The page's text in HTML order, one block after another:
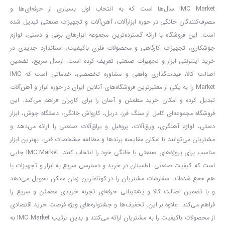
مشخصات فنی صفحه پلیت ۲۰ میلی‌متری ST37:
ضخامت:۲۰ میلی‌متر
گرید فولادی:ST37 (نرمه ساختمانی)
استاندارد تولید:DIN17100
استحکام تسلیم:
استحکام کششی:بین 360 تا 510 مگاپاسکال
قابلیت جوشکاری و ماشین‌کاری بالا
IMC Market سال‌ها است که به انتخاب اول بسیاری از حرفه‌ای‌ها و
مصرف‌کنندگان خانگی در حوزه ابزارآلات، آهن‌آلات و تجهیزات صنعتی تبدیل شده
است. این فروشگاه با ارائه گسترده‌ترین مجموعه ابزارهای برقی و دستی، لوازم
جوشکاری، تجهیزات کارگاهی و محصولات فلزی باکیفیت، استاندارد جدیدی در
خرید اینترنتی ابزار و تجهیزات صنعتی تعریف کرده است. ارسال سریع، تضمین
اصالت کالا، قیمت‌گذاری واقعی و مشاوره تخصصی، خدماتی است که IMC
Market را به یکی از معتبرترین فروشگاه‌های آنلاین ایران در حوزه ابزار و آهن‌آلات
تبدیل کرده و امکان خرید مطمئن و آسان را برای کاربران فراهم می‌کند. این
فروشگاه مجموعه‌ای کامل از سنگ فرز، دریل، کارواش خانگی، دستگاه جوش، ابزار
دستی، لوازم آهنگری، ورق‌آلات، پروفیل و یراق‌آلات صنعتی را ارائه می‌دهد و
مشتریان می‌توانند با امکان مقایسه برندها و مطالعه مشخصات فنی، بهترین ابزار
مناسب برای پروژه‌های صنعتی یا خانگی خود را انتخاب کنند. IMC Market جایی
است که کیفیت صنعتی، اطمینان در خرید و دسترسی سریع به ابزار و تجهیزات با
هم جمع شده‌اند، سفارشات مشتریان را در کوتاه‌ترین زمان ممکن تحویل می‌دهد
و با تضمین اصالت کالا و پشتیبانی حرفه‌ای تجربه خریدی مطمئن و سریع را
فراهم می‌کند. علاوه بر این، تخفیف‌ها و جشنواره‌های ویژه فرصت خرید اقتصادی
از محصولات باکیفیت را به مشتریان ارائه می‌کنند و بدین ترتیب IMC Market به